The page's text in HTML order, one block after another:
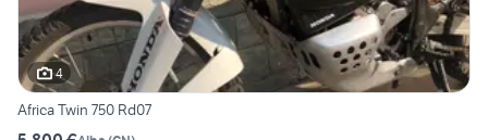
4
Africa Twin 750 Rd07